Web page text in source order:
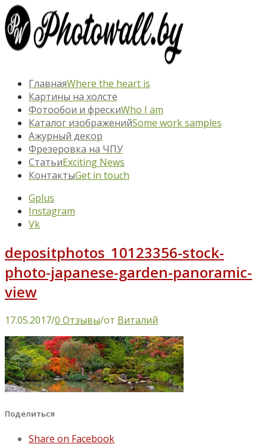
ГлавнаяWhere the heart is
Картины на холсте
Фотообои и фрескиWho I am
Каталог изображенийSome work samples
Ажурный декор
Фрезеровка на ЧПУ
СтатьиExciting News
КонтактыGet in touch
Gplus
Instagram
Vk
depositphotos_10123356-stock-
photo-japanese-garden-panoramic-
view
17.05.2017/0 Отзывы/от Виталий
Поделиться
Share on Facebook